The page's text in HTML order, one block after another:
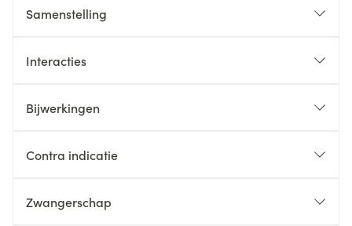
Samenstelling
Interacties
Bijwerkingen
Contra indicatie
Zwangerschap